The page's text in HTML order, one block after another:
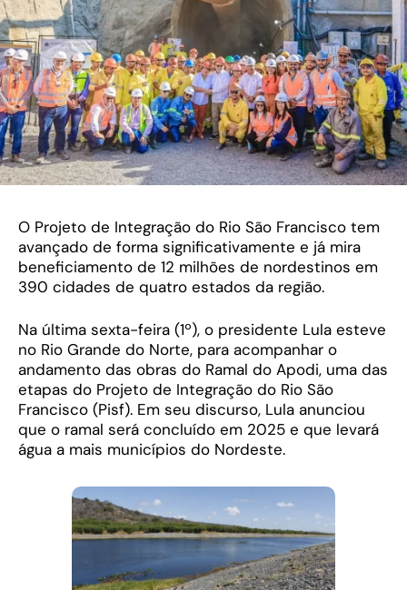
O Projeto de Integração do Rio São Francisco tem
avançado de forma significativamente e já mira
beneficiamento de 12 milhões de nordestinos em
390 cidades de quatro estados da região.
Na última sexta-feira (1º), o presidente Lula esteve
no Rio Grande do Norte, para acompanhar o
andamento das obras do Ramal do Apodi, uma das
etapas do Projeto de Integração do Rio São
Francisco (Pisf). Em seu discurso, Lula anunciou
que o ramal será concluído em 2025 e que levará
água a mais municípios do Nordeste.